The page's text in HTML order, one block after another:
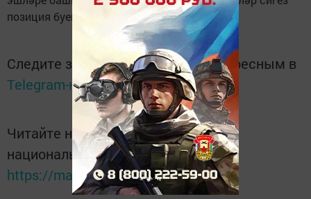
позиция буенча оештырылдыы.
Следите за самым важным и интересным в
Telegram-каналеТатмедиа
Читайте новости Татарстана в
национальном мессенджере MАХ:
https://max.ru/tatmedia